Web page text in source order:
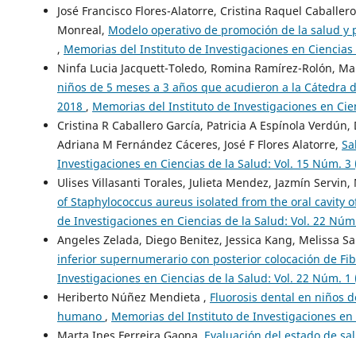
José Francisco Flores-Alatorre, Cristina Raquel
Monreal, Modelo operativo de promoción de la salud
, Memorias del Instituto de Investigaciones en
Ninfa Lucia Jacquett-Toledo, Romina Ramírez-Rolón,
niños de 5 meses a 3 años que acudieron a la
2018 , Memorias del Instituto de Investigaciones en
Cristina R Caballero García, Patricia A Espínola
Adriana M Fernández Cáceres, José F Flores Alatorre,
Investigaciones en Ciencias de la Salud: Vol. 15 Núm.
Ulises Villasanti Torales, Julieta Mendez, Jazmín
of Staphylococcus aureus isolated from the oral
de Investigaciones en Ciencias de la Salud: Vol. 22
Angeles Zelada, Diego Benitez, Jessica Kang, Melissa
inferior supernumerario con posterior colocación de
Investigaciones en Ciencias de la Salud: Vol. 22 Núm. 1
Heriberto Núñez Mendieta , Fluorosis dental en niños
humano , Memorias del Instituto de Investigaciones en